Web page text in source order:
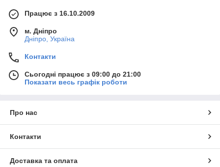
Працює з 16.10.2009
м. Дніпро
Дніпро, Україна
Контакти
Сьогодні працює з 09:00 до 21:00
Показати весь графік роботи
Про нас
Контакти
Доставка та оплата